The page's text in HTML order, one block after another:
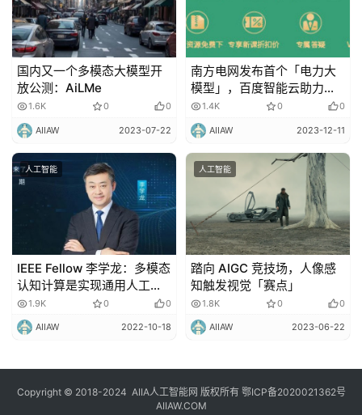
国内又一个多模态大模型开
放公测：AiLMe
1.6K 0 0
AIIAW 2023-07-22
南方电网发布首个「电力大
模型」，百度智能云助力
「智能电网」
1.4K 0 0
AIIAW 2023-12-11
人工智能
IEEE Fellow 李学龙：多模态
认知计算是实现通用人工智
能的关键
1.9K 0 0
AIIAW 2022-10-18
人工智能
踏向 AIGC 竞技场，人像感
知触发视觉「赛点」
1.8K 0 0
AIIAW 2023-06-22
Copyright © 2018-2024 AIIA人工智能网 版权所有 鄂ICP备2020021362号
AIIAW.COM